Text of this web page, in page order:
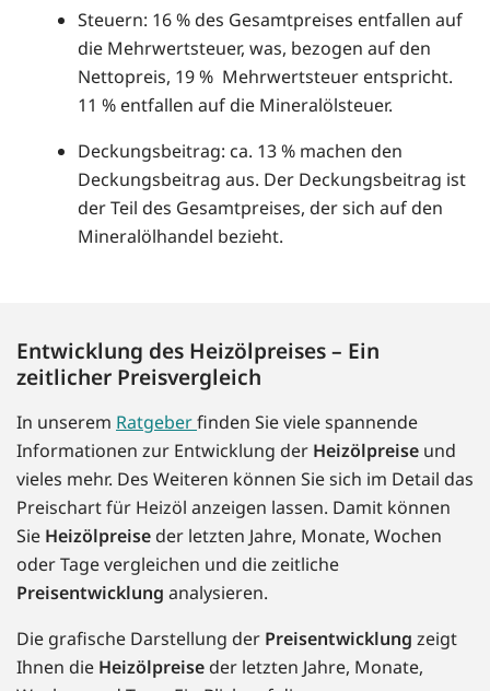
Steuern: 16 % des Gesamtpreises entfallen auf
die Mehrwertsteuer, was, bezogen auf den
Nettopreis, 19 % Mehrwertsteuer entspricht.
11 % entfallen auf die Mineralölsteuer.
Deckungsbeitrag: ca. 13 % machen den
Deckungsbeitrag aus. Der Deckungsbeitrag ist
der Teil des Gesamtpreises, der sich auf den
Mineralölhandel bezieht.
Entwicklung des Heizölpreises – Ein
zeitlicher Preisvergleich
In unserem Ratgeberfinden Sie viele spannende
Informationen zur Entwicklung der Heizölpreise und
vieles mehr. Des Weiteren können Sie sich im Detail das
Preischart für Heizöl anzeigen lassen. Damit können
Sie Heizölpreise der letzten Jahre, Monate, Wochen
oder Tage vergleichen und die zeitliche
Preisentwicklung analysieren.
Die grafische Darstellung der Preisentwicklung zeigt
Ihnen die Heizölpreise der letzten Jahre, Monate,